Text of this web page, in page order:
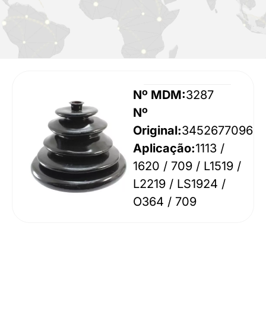
Nº MDM:3287
Nº
Original:3452677096
Aplicação:1113 /
1620 / 709 / L1519 /
L2219 / LS1924 /
O364 / 709